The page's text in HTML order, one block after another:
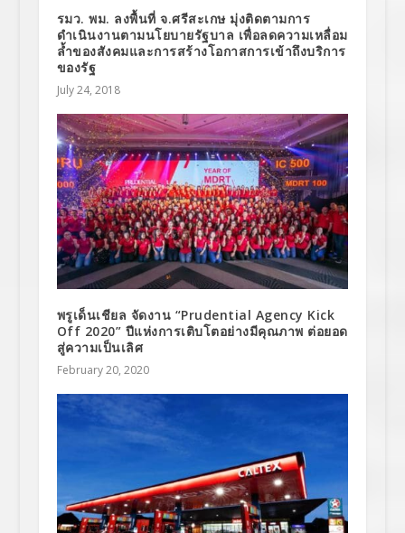
รมว. พม. ลงพื้นที่ จ.ศรีสะเกษ มุ่งติดตามการ
ดำเนินงานตามนโยบายรัฐบาล เพื่อลดความเหลื่อม
ล้ำของสังคมและการสร้างโอกาสการเข้าถึงบริการ
ของรัฐ
July 24, 2018
พรูเด็นเชียล จัดงาน “Prudential Agency Kick
Off 2020” ปีแห่งการเติบโตอย่างมีคุณภาพ ต่อยอด
สู่ความเป็นเลิศ
February 20, 2020